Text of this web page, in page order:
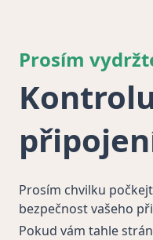
Prosím
Prosím chvilku
bezpečnost vašeho
Pokud vám tahle